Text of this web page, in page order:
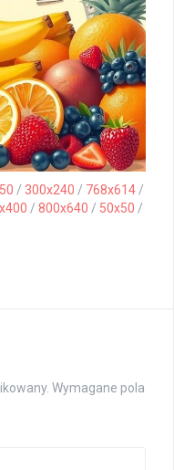
/ 300x240 / 768x614 /
/ 800x640 / 50x50 /
Wymagane pola